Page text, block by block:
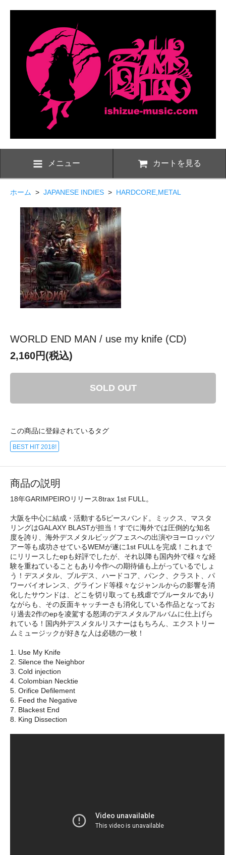
メニュー カートを見る
ホーム > JAPANESE INDIES > HARDCORE,METAL
WORLD END MAN / use my knife (CD)
2,160円(税込)
SOLD OUT
この商品に登録されているタグ
BEST HIT 2018!
商品の説明
18年GARIMPEIROリリース8trax 1st FULL。
大阪を中心に結成・活動する5ピースバンド。ミックス、マスタ
リングはGALAXY BLASTが担当！すでに海外では圧倒的な知名
度を誇り、海外デスメタルビッグフェスへの出演やヨーロッパツ
アー等も成功させているWEMが遂に1st FULLを完成！これまで
にリリースしたepも好評でしたが、それ以降も国内外で様々な経
験を重ねていることもあり今作への期待値も上がっているでしょ
う！デスメタル、ブルデス、ハードコア、パンク、クラスト、パ
ワーバイオレンス、グラインド等様々なジャンルからの影響を消
化したサウンドは、どこを切り取っても残虐でブルータルであり
ながらも、その反面キャッチーさも消化している作品となってお
り過去2作のepを凌駕する怒涛のデスメタルアルバムに仕上げら
れている！国内外デスメタルリスナーはもちろん、エクストリー
ムミュージックが好きな人は必聴の一枚！
1. Use My Knife
2. Silence the Neighbor
3. Cold injection
4. Colombian Necktie
5. Orifice Defilement
6. Feed the Negative
7. Blackest End
8. King Dissection